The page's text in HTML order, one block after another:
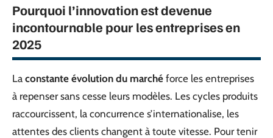
Pourquoi l’innovation est devenue
incontournable pour les entreprises en
2025
La constante évolution du marché force les entreprises
à repenser sans cesse leurs modèles. Les cycles produits
raccourcissent, la concurrence s’internationalise, les
attentes des clients changent à toute vitesse. Pour tenir